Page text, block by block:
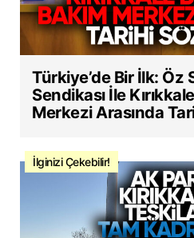
Türkiye’de Bir İlk: Öz
Sendikası İle
Merkezi Arasında
İlginizi Çekebilir!